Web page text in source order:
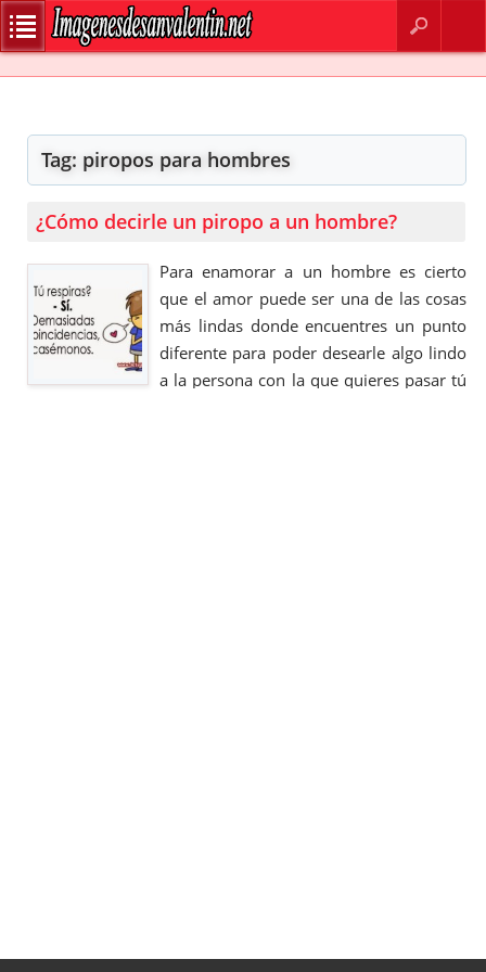
CONTACTO
BUSCAR
Tag: piropos para hombres
¿Cómo decirle un piropo a un hombre?
Para enamorar a un hombre es cierto
que el amor puede ser una de las cosas
más lindas donde encuentres un punto
diferente para poder desearle algo lindo
a la persona con la que quieres pasar tú